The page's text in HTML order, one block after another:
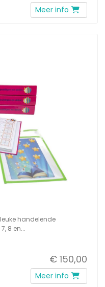
Meer info
handelende
8 en...
€ 150,00
Meer info